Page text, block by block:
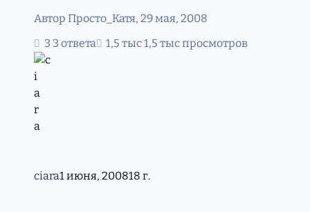
Автор Просто_Катя, 29 мая, 2008
3 ответа
1,5 тыс просмотров
ciara1 июня, 200818 г.